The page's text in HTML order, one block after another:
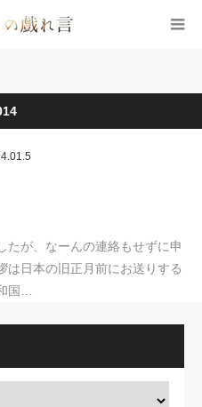
たが、なーんの連絡もせずに申
は日本の旧正月前にお送りする
国…